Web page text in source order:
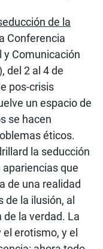
de la
Conferencia
y Comunicación
del 2 al 4 de
pos-crisis
un espacio de
se hacen
éticos.
la seducción
que
de una realidad
de la ilusión, al
la verdad. La
erotismo, y el